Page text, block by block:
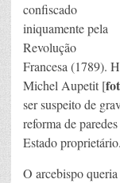
confiscado
iniquamente pela
Revolução
Francesa (1789).
Michel Aupetit [
ser suspeito de
reforma de
Estado proprietário.
O arcebispo